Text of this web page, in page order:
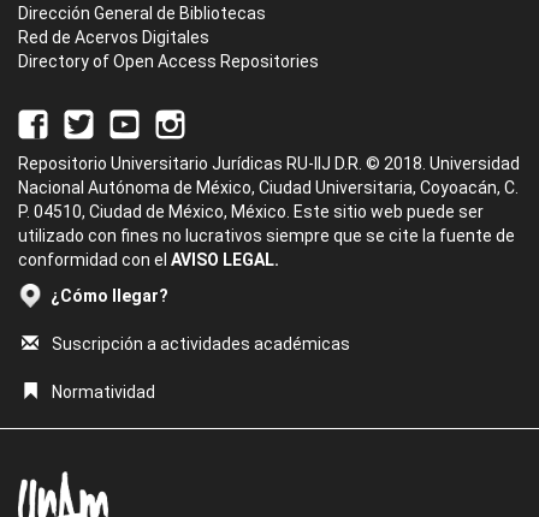
Dirección General de Bibliotecas
Red de Acervos Digitales
Directory of Open Access Repositories
Repositorio Universitario Jurídicas RU-IIJ D.R. © 2018. Universidad
Nacional Autónoma de México, Ciudad Universitaria, Coyoacán, C.
P. 04510, Ciudad de México, México. Este sitio web puede ser
utilizado con fines no lucrativos siempre que se cite la fuente de
conformidad con el AVISO LEGAL.
¿Cómo llegar?
Suscripción a actividades académicas
Normatividad